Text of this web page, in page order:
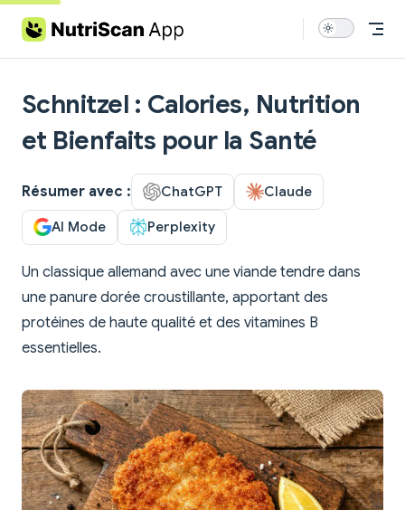
Skip to content
Schnitzel : Calories, Nutrition
et Bienfaits pour la Santé
Résumer avec : ChatGPT Claude
AI Mode Perplexity
Un classique allemand avec une viande tendre dans
une panure dorée croustillante, apportant des
protéines de haute qualité et des vitamines B
essentielles.